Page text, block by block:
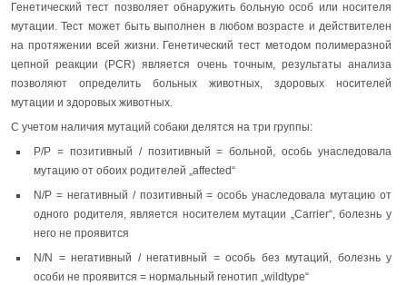
Генетический тест позволяет обнаружить больную особ или носителя
мутации. Тест может быть выполнен в любом возрасте и действителен
на протяжении всей жизни. Генетический тест методом полимеразной
цепной реакции (PCR) является очень точным, результаты анализа
позволяют определить больных животных, здоровых носителей
мутации и здоровых животных.
С учетом наличия мутаций собаки делятся на три группы:
P/P = позитивный / позитивный = больной, особь унаследовала
мутацию от обоих родителей „affected“
N/P = негативный / позитивный = особь унаследовала мутацию от
одного родителя, является носителем мутации „Carrier“, болезнь у
него не проявится
N/N = негативный / негативный = особь без мутаций, болезнь у
особи не проявится = нормальный генотип „wildtype“